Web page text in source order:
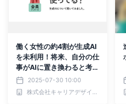
働く女性の約4割が生成AI
を未利用！将来、自分の仕
事がAIに置き換わると考え
る人は6割以上も／『女の
転職type』が働く女性に
アンケート【第109回】
2025-07-30 10:00
株式会社キャリアデザインセンター